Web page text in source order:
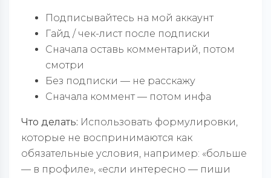
Подписывайтесь на мой аккаунт
Гайд / чек-лист после подписки
Сначала оставь комментарий, потом
смотри
Без подписки — не расскажу
Сначала коммент — потом инфа
Что делать: Использовать формулировки,
которые не воспринимаются как
обязательные условия, например: «больше
— в профиле», «если интересно — пиши